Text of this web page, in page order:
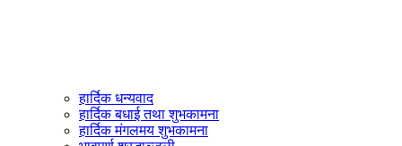
हार्दिक धन्यवाद
हार्दिक बधाई तथा शुभकामना
हार्दिक मंगलमय शुभकामना